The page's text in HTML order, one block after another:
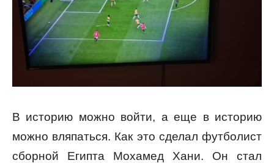
В историю можно войти, а еще в историю
можно вляпаться. Как это сделал футболист
сборной Египта Мохамед Хани. Он стал